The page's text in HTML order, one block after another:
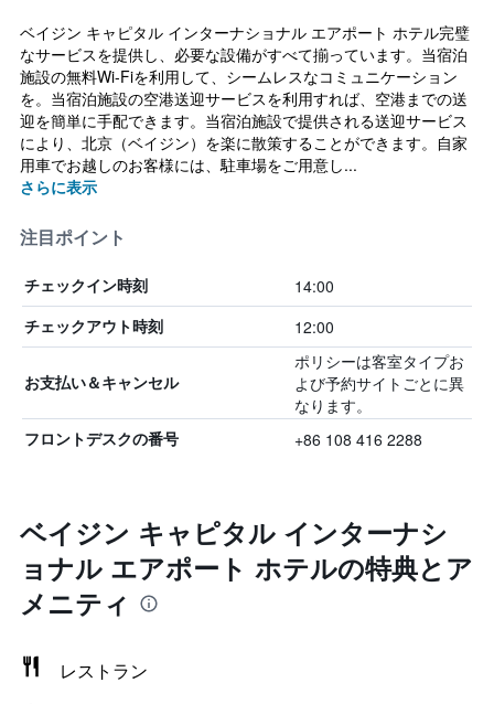
ベイジン キャピタル インターナショナル エアポート ホテル完璧
なサービスを提供し、必要な設備がすべて揃っています。当宿泊
施設の無料Wi-Fiを利用して、シームレスなコミュニケーション
を。当宿泊施設の空港送迎サービスを利用すれば、空港までの送
迎を簡単に手配できます。当宿泊施設で提供される送迎サービス
により、北京（ベイジン）を楽に散策することができます。自家
用車でお越しのお客様には、駐車場をご用意し...
さらに表示
注目ポイント
チェックイン時刻 14:00
チェックアウト時刻 12:00
お支払い＆キャンセル
ポリシーは客室タイプお
よび予約サイトごとに異
なります。
フロントデスクの番号 +86 108 416 2288
ベイジン キャピタル インターナシ
ョナル エアポート ホテルの特典とア
メニティ
レストラン